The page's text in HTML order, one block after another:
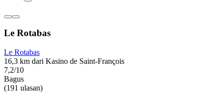
Le Rotabas
Le Rotabas
16,3 km dari Kasino de Saint-François
7,2/10
Bagus
(191 ulasan)